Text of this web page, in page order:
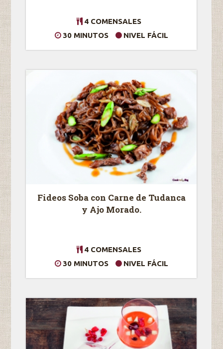
4 COMENSALES
30 MINUTOS
NIVEL FÁCIL
Fideos Soba con Carne de Tudanca
y Ajo Morado.
4 COMENSALES
30 MINUTOS
NIVEL FÁCIL